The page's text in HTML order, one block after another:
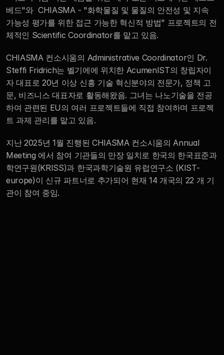
베드"와  CHIASMA - "화학물질 및 물질의 안전성 및 지속
가능성 평가를 위한 접근 가능한 혁신적 방법" 프로젝트의 전
체적인 Scientific Coordinator를 맡고 있음.
CHIASMA 컨소시움의 Administrative Coordinator인 Dr.
Steffi Fridrich는 벨기에에 위치한 AcumenIST의 창립자이
자 대표로 20년 이상 신흥 기술 혁신분야의 전문가, 정책 고
문, 비즈니스 대표자로 활동해왔음. 그녀는 나노기술을 전공
하여 관련된 EU의 여러 프로젝트들에 직접 참여하며 프로젝
트 과제 관리를 맡고 있음.
지난 2025년 1월 진행된 CHIASMA 컨소시움의 Annual
Meeting 에서 참여 기관들의 만장 일치로 한국의 한국표준과
학연구원(KRISS)과 한국과학기술원 유럽연구소 (KIST-
europe)이 신규 파트너로 추가되어 현재 14 개국의 22 개 기
관이 참여 중임.